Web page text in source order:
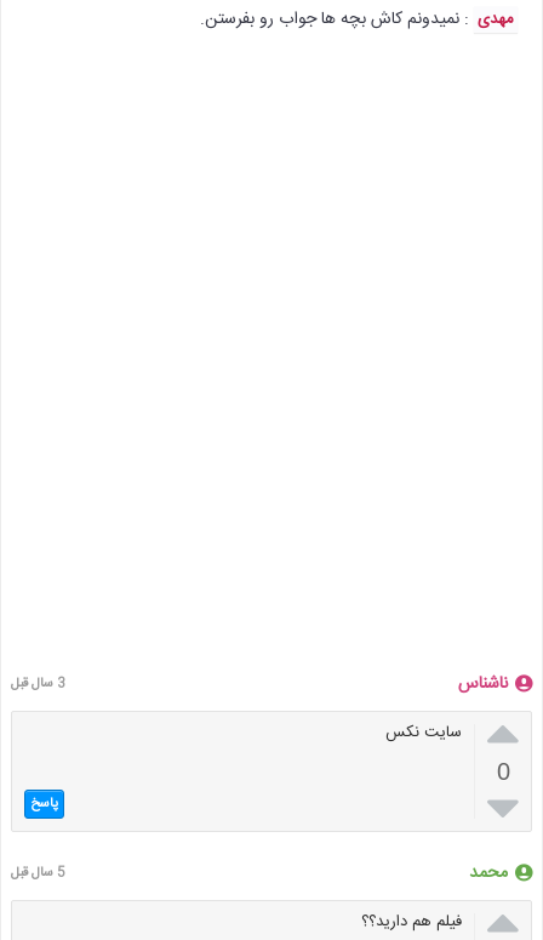
مهدی : نمیدونم کاش بچه ها جواب رو بفرستن.
ناشناس 3 سال قبل

0

سایت نکس
پاسخ
محمد 5 سال قبل
 فیلم هم دارید؟؟